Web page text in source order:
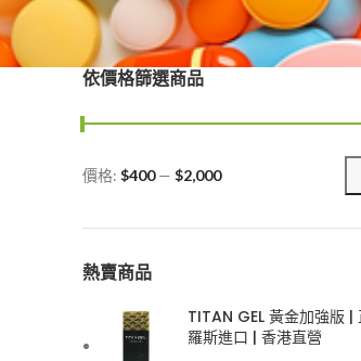
依價格篩選商品
最
價
最
價
價格: $400— $2,000
熱賣商品
TITAN GEL 黃金加強版 |
羅斯進口 | 香港直營